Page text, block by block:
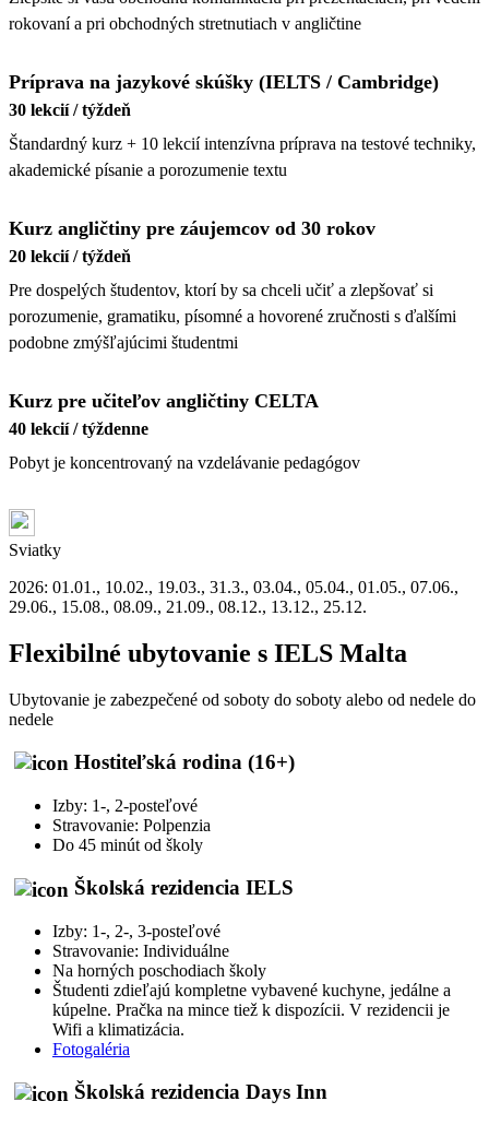
rokovaní a pri obchodných stretnutiach v angličtine
Príprava na jazykové skúšky (IELTS / Cambridge)
30 lekcií / týždeň
Štandardný kurz + 10 lekcií intenzívna príprava na testové techniky,
akademické písanie a porozumenie textu
Kurz angličtiny pre záujemcov od 30 rokov
20 lekcií / týždeň
Pre dospelých študentov, ktorí by sa chceli učiť a zlepšovať si
porozumenie, gramatiku, písomné a hovorené zručnosti s ďalšími
podobne zmýšľajúcimi študentmi
Kurz pre učiteľov angličtiny CELTA
40 lekcií / týždenne
Pobyt je koncentrovaný na vzdelávanie pedagógov
Sviatky
2026: 01.01., 10.02., 19.03., 31.3., 03.04., 05.04., 01.05., 07.06.,
29.06., 15.08., 08.09., 21.09., 08.12., 13.12., 25.12.
Flexibilné ubytovanie s IELS Malta
Ubytovanie je zabezpečené od soboty do soboty alebo od nedele do
nedele
Hostiteľská rodina (16+)
Izby: 1-, 2-posteľové
Stravovanie: Polpenzia
Do 45 minút od školy
Školská rezidencia IELS
Izby: 1-, 2-, 3-posteľové
Stravovanie: Individuálne
Na horných poschodiach školy
Študenti zdieľajú kompletne vybavené kuchyne, jedálne a
kúpelne. Pračka na mince tiež k dispozícii. V rezidencii je
Wifi a klimatizácia.
Fotogaléria
Školská rezidencia Days Inn